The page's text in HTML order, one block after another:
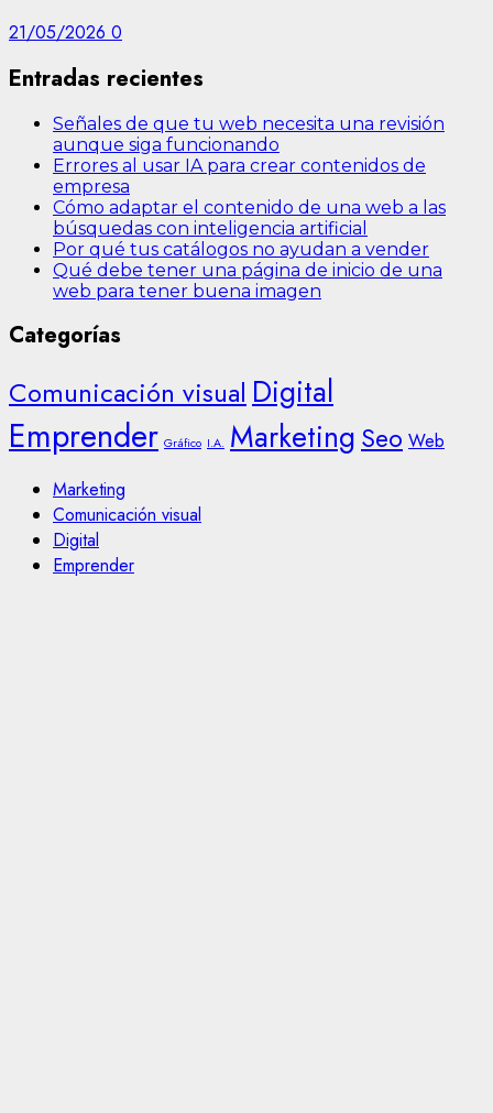
21/05/2026 0
Entradas recientes
Señales de que tu web necesita una revisión
aunque siga funcionando
Errores al usar IA para crear contenidos de
empresa
Cómo adaptar el contenido de una web a las
búsquedas con inteligencia artificial
Por qué tus catálogos no ayudan a vender
Qué debe tener una página de inicio de una
web para tener buena imagen
Categorías
Comunicación visual Digital
Emprender Gráfico I.A. Marketing Seo Web
Marketing
Comunicación visual
Digital
Emprender